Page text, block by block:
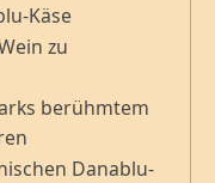
Käse
zu
berühmtem
Danablu-